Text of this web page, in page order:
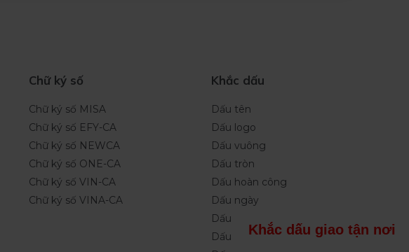
Chữ ký số
Chữ ký số MISA
Chữ ký số EFY-CA
Chữ ký số NEWCA
Chữ ký số ONE-CA
Chữ ký số VIN-CA
Chữ ký số VINA-CA
Khắc dấu
Dấu tên
Dấu logo
Dấu vuông
Dấu tròn
Dấu hoàn công
Dấu ngày
Dấu tích điểm
Dấu OvalKhắc dấu giao tận nơi